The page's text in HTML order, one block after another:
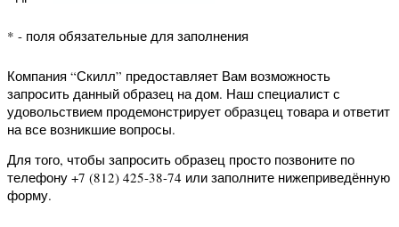
* - поля обязательные для заполнения
Компания “Скилл” предоставляет Вам